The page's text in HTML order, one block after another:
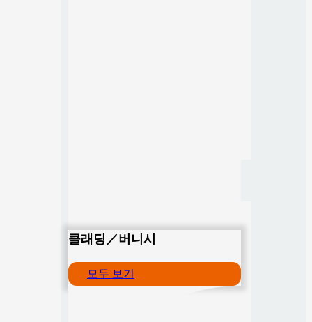
클래딩／버니시
모두 보기